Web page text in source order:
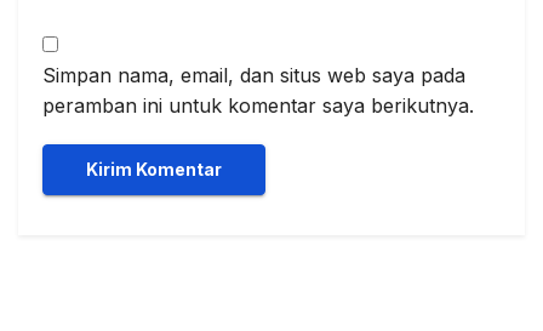
Simpan nama, email, dan situs web saya pada
peramban ini untuk komentar saya berikutnya.